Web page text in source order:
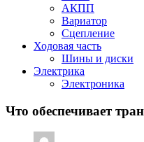
АКПП
Вариатор
Сцепление
Ходовая часть
Шины и диски
Электрика
Электроника
Что обеспечивает